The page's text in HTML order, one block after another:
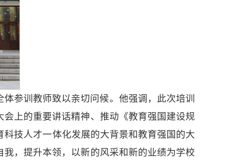
参训教师致以亲切问候。他强调，此次培训
上的重要讲话精神、推动《教育强国建设规
技人才一体化发展的大背景和教育强国的大
，提升本领，以新的风采和新的业绩为学校